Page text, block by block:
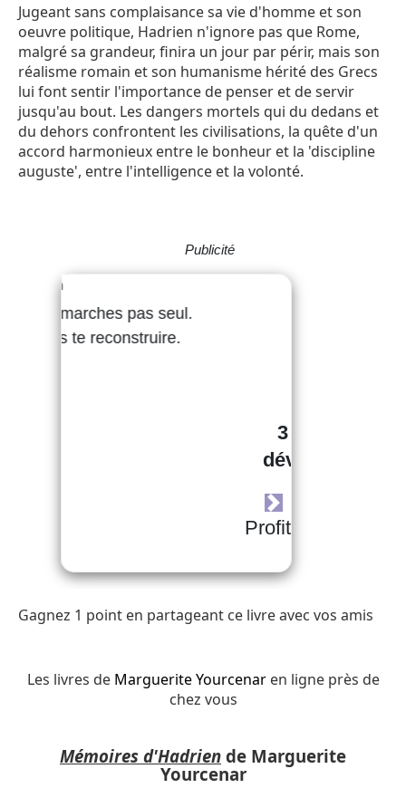
Jugeant sans complaisance sa vie d'homme et son
oeuvre politique, Hadrien n'ignore pas que Rome,
malgré sa grandeur, finira un jour par périr, mais son
réalisme romain et son humanisme hérité des Grecs
lui font sentir l'importance de penser et de servir
jusqu'au bout. Les dangers mortels qui du dedans et
du dehors confrontent les civilisations, la quête d'un
accord harmonieux entre le bonheur et la 'discipline
auguste', entre l'intelligence et la volonté.
Gagnez 1 point en partageant ce livre avec vos amis
Les livres de Marguerite Yourcenaren ligne près de
chez vous
Mémoires d'Hadrien de Marguerite
Yourcenar